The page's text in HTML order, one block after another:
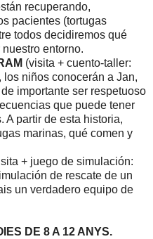
recuperando,
pacientes (tortugas
todos decidiremos qué
entorno.
(visita + cuento-taller:
los niños conocerán a Jan,
importante ser respetuoso
que puede tener
A partir de esta historia,
marinas, qué comen y
+ juego de simulación:
de rescate de un
un verdadero equipo de
DE 8 A 12 ANYS.